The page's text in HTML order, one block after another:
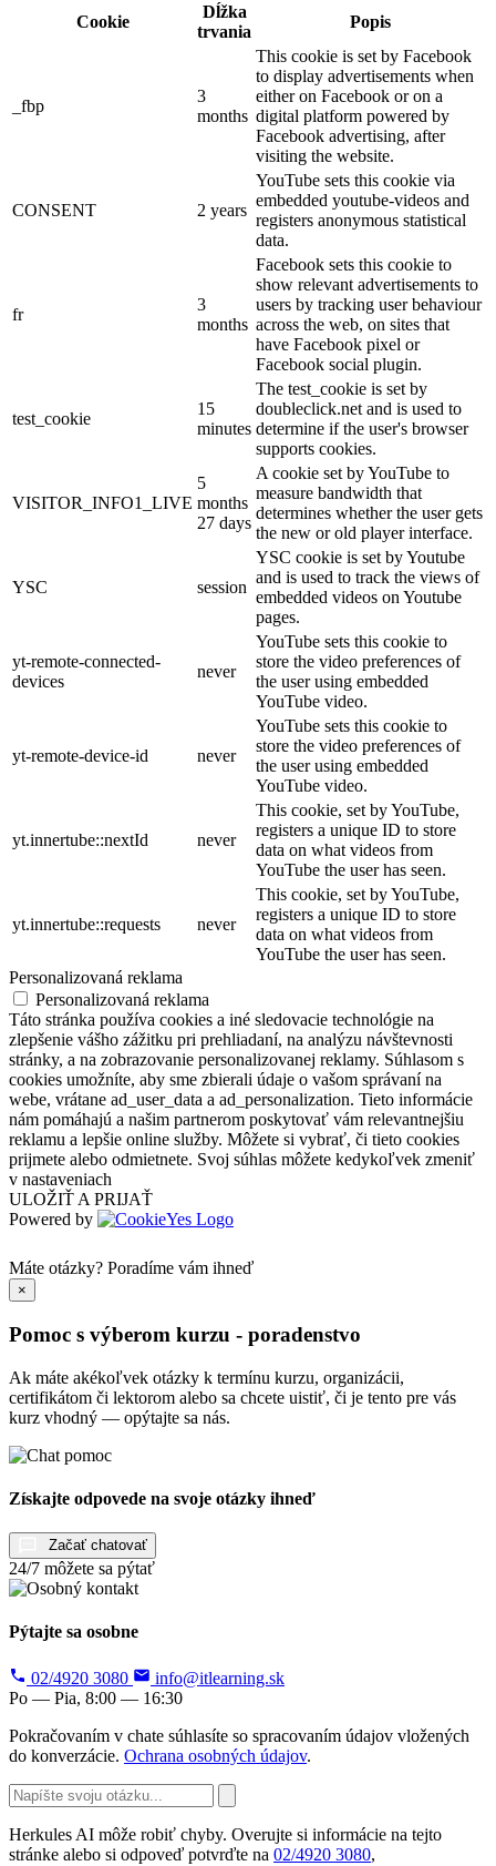
Cookie
Dĺžka
trvania
Popis
_fbp
3
months
This cookie is set by Facebook
to display advertisements when
either on Facebook or on a
digital platform powered by
Facebook advertising, after
visiting the website.
CONSENT 2 years
YouTube sets this cookie via
embedded youtube-videos and
registers anonymous statistical
data.
fr
3
months
Facebook sets this cookie to
show relevant advertisements to
users by tracking user behaviour
across the web, on sites that
have Facebook pixel or
Facebook social plugin.
test_cookie
15
minutes
The test_cookie is set by
doubleclick.net and is used to
determine if the user's browser
supports cookies.
VISITOR_INFO1_LIVE
5
months
27 days
A cookie set by YouTube to
measure bandwidth that
determines whether the user gets
the new or old player interface.
YSC session
YSC cookie is set by Youtube
and is used to track the views of
embedded videos on Youtube
pages.
yt-remote-connected-
devices
never
YouTube sets this cookie to
store the video preferences of
the user using embedded
YouTube video.
yt-remote-device-id never
YouTube sets this cookie to
store the video preferences of
the user using embedded
YouTube video.
yt.innertube::nextId never
This cookie, set by YouTube,
registers a unique ID to store
data on what videos from
YouTube the user has seen.
yt.innertube::requests never
This cookie, set by YouTube,
registers a unique ID to store
data on what videos from
YouTube the user has seen.
Personalizovaná reklama
Personalizovaná reklama
Táto stránka používa cookies a iné sledovacie technológie na
zlepšenie vášho zážitku pri prehliadaní, na analýzu návštevnosti
stránky, a na zobrazovanie personalizovanej reklamy. Súhlasom s
cookies umožníte, aby sme zbierali údaje o vašom správaní na
webe, vrátane ad_user_data a ad_personalization. Tieto informácie
nám pomáhajú a našim partnerom poskytovať vám relevantnejšiu
reklamu a lepšie online služby. Môžete si vybrať, či tieto cookies
prijmete alebo odmietnete. Svoj súhlas môžete kedykoľvek zmeniť
v nastaveniach
ULOŽIŤ A PRIJAŤ
Powered by
Máte otázky? Poradíme vám ihneď
×
Pomoc s výberom kurzu - poradenstvo
Ak máte akékoľvek otázky k termínu kurzu, organizácii,
certifikátom či lektorom alebo sa chcete uistiť, či je tento pre vás
kurz vhodný — opýtajte sa nás.
Získajte odpovede na svoje otázky ihneď
Začať chatovať
24/7 môžete sa pýtať
Pýtajte sa osobne
02/4920 3080
info@itlearning.sk
Po — Pia, 8:00 — 16:30
Pokračovaním v chate súhlasíte so spracovaním údajov vložených
do konverzácie. Ochrana osobných údajov.
Herkules AI môže robiť chyby. Overujte si informácie na tejto
stránke alebo si odpoveď potvrďte na 02/4920 3080,